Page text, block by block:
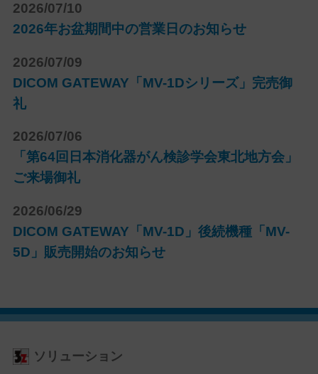
2026/07/10
2026年お盆期間中の営業日のお知らせ
2026/07/09
DICOM GATEWAY「MV-1Dシリーズ」完売御
礼
2026/07/06
「第64回日本消化器がん検診学会東北地方会」
ご来場御礼
2026/06/29
DICOM GATEWAY「MV-1D」後続機種「MV-
5D」販売開始のお知らせ
ソリューション